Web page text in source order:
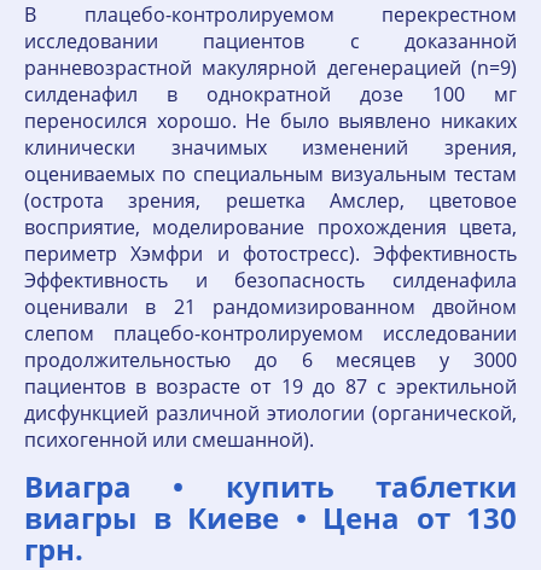
В плацебо-контролируемом перекрестном
исследовании пациентов с доказанной
ранневозрастной макулярной дегенерацией (n=9)
силденафил в однократной дозе 100 мг
переносился хорошо. Не было выявлено никаких
клинически значимых изменений зрения,
оцениваемых по специальным визуальным тестам
(острота зрения, решетка Амслер, цветовое
восприятие, моделирование прохождения цвета,
периметр Хэмфри и фотостресс). Эффективность
Эффективность и безопасность силденафила
оценивали в 21 рандомизированном двойном
слепом плацебо-контролируемом исследовании
продолжительностью до 6 месяцев у 3000
пациентов в возрасте от 19 до 87 с эректильной
дисфункцией различной этиологии (органической,
психогенной или смешанной).
Виагра • купить таблетки
виагры в Киеве • Цена от 130
грн.